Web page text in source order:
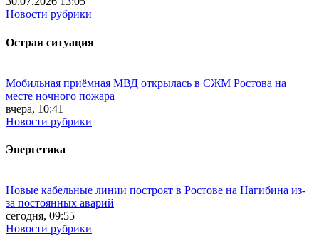
Новости рубрики
Острая ситуация
Мобильная приёмная МВД открылась в СЖМ Ростова на
месте ночного пожара
вчера, 10:41
Новости рубрики
Энергетика
Новые кабельные линии построят в Ростове на Нагибина из-
за постоянных аварий
сегодня, 09:55
Новости рубрики